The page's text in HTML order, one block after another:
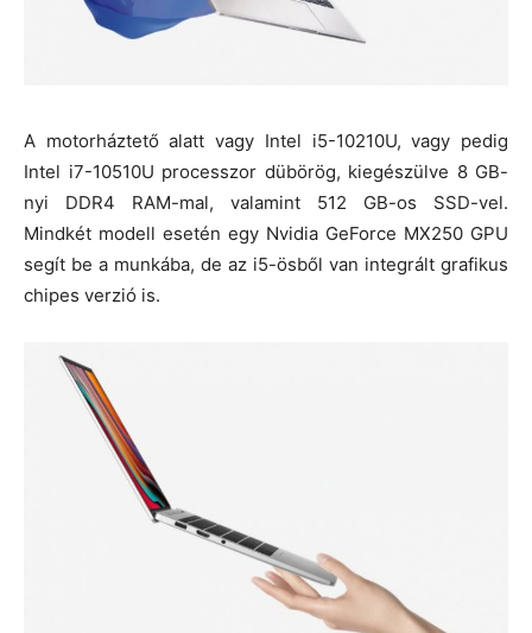
A motorháztető alatt vagy Intel i5-10210U, vagy pedig
Intel i7-10510U processzor dübörög, kiegészülve 8 GB-
nyi DDR4 RAM-mal, valamint 512 GB-os SSD-vel.
Mindkét modell esetén egy Nvidia GeForce MX250 GPU
segít be a munkába, de az i5-ösből van integrált grafikus
chipes verzió is.